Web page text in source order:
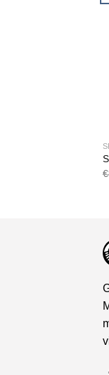
€